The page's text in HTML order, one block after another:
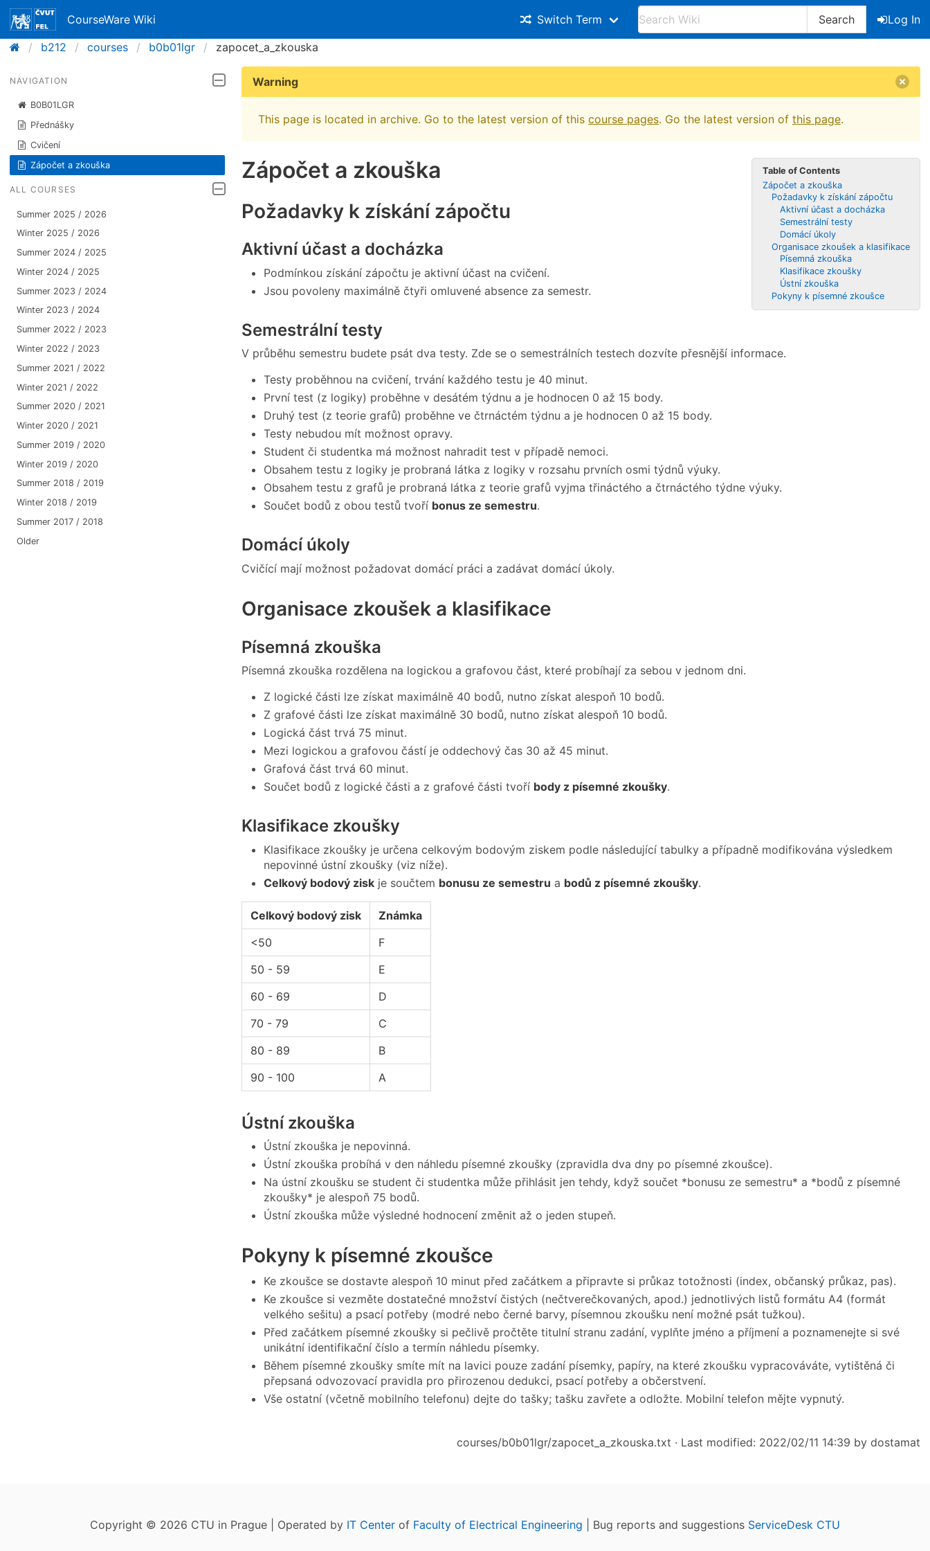
CourseWare Wiki Switch Term Search
Log In
b212
courses b0b01lgr zapocet_a_zkouska
NAVIGATION
B0B01LGR
Přednášky
Cvičení
Zápočet a zkouška
ALL COURSES
Summer 2025 / 2026
Winter 2025 / 2026
Summer 2024 / 2025
Winter 2024 / 2025
Summer 2023 / 2024
Winter 2023 / 2024
Summer 2022 / 2023
Winter 2022 / 2023
Summer 2021 / 2022
Winter 2021 / 2022
Summer 2020 / 2021
Winter 2020 / 2021
Summer 2019 / 2020
Winter 2019 / 2020
Summer 2018 / 2019
Winter 2018 / 2019
Summer 2017 / 2018
Older
Warning
This page is located in archive. Go to the latest version of this course pages. Go the latest version of this page.
Table of Contents
Zápočet a zkouška
Požadavky k získání zápočtu
Aktivní účast a docházka
Semestrální testy
Domácí úkoly
Organisace zkoušek a klasifikace
Písemná zkouška
Klasifikace zkoušky
Ústní zkouška
Pokyny k písemné zkoušce
Zápočet a zkouška
Požadavky k získání zápočtu
Aktivní účast a docházka
Podmínkou získání zápočtu je aktivní účast na cvičení.
Jsou povoleny maximálně čtyři omluvené absence za semestr.
Semestrální testy
V průběhu semestru budete psát dva testy. Zde se o semestrálních testech dozvíte přesnější informace.
Testy proběhnou na cvičení, trvání každého testu je 40 minut.
První test (z logiky) proběhne v desátém týdnu a je hodnocen 0 až 15 body.
Druhý test (z teorie grafů) proběhne ve čtrnáctém týdnu a je hodnocen 0 až 15 body.
Testy nebudou mít možnost opravy.
Student či studentka má možnost nahradit test v případě nemoci.
Obsahem testu z logiky je probraná látka z logiky v rozsahu prvních osmi týdnů výuky.
Obsahem testu z grafů je probraná látka z teorie grafů vyjma třináctého a čtrnáctého týdne výuky.
Součet bodů z obou testů tvoří bonus ze semestru.
Domácí úkoly
Cvičící mají možnost požadovat domácí práci a zadávat domácí úkoly.
Organisace zkoušek a klasifikace
Písemná zkouška
Písemná zkouška rozdělena na logickou a grafovou část, které probíhají za sebou v jednom dni.
Z logické části lze získat maximálně 40 bodů, nutno získat alespoň 10 bodů.
Z grafové části lze získat maximálně 30 bodů, nutno získat alespoň 10 bodů.
Logická část trvá 75 minut.
Mezi logickou a grafovou částí je oddechový čas 30 až 45 minut.
Grafová část trvá 60 minut.
Součet bodů z logické části a z grafové části tvoří body z písemné zkoušky.
Klasifikace zkoušky
Klasifikace zkoušky je určena celkovým bodovým ziskem podle následující tabulky a případně modifikována výsledkem
nepovinné ústní zkoušky (viz níže).
Celkový bodový zisk je součtem bonusu ze semestru a bodů z písemné zkoušky.
Celkový bodový zisk
Známka
<50
F
50 - 59
E
60 - 69
D
70 - 79
C
80 - 89
B
90 - 100
A
Ústní zkouška
Ústní zkouška je nepovinná.
Ústní zkouška probíhá v den náhledu písemné zkoušky (zpravidla dva dny po písemné zkoušce).
Na ústní zkoušku se student či studentka může přihlásit jen tehdy, když součet *bonusu ze semestru* a *bodů z písemné
zkoušky* je alespoň 75 bodů.
Ústní zkouška může výsledné hodnocení změnit až o jeden stupeň.
Pokyny k písemné zkoušce
Ke zkoušce se dostavte alespoň 10 minut před začátkem a připravte si průkaz totožnosti (index, občanský průkaz, pas).
Ke zkoušce si vezměte dostatečné množství čistých (nečtverečkovaných, apod.) jednotlivých listů formátu A4 (formát
velkého sešitu) a psací potřeby (modré nebo černé barvy, písemnou zkoušku není možné psát tužkou).
Před začátkem písemné zkoušky si pečlivě pročtěte titulní stranu zadání, vyplňte jméno a příjmení a poznamenejte si své
unikátní identifikační číslo a termín náhledu písemky.
Během písemné zkoušky smíte mít na lavici pouze zadání písemky, papíry, na které zkoušku vypracováváte, vytištěná či
přepsaná odvozovací pravidla pro přirozenou dedukci, psací potřeby a občerstvení.
Vše ostatní (včetně mobilního telefonu) dejte do tašky; tašku zavřete a odložte. Mobilní telefon mějte vypnutý.
courses/b0b01lgr/zapocet_a_zkouska.txt · Last modified: 2022/02/11 14:39 by dostamat
Copyright © 2026 CTU in Prague | Operated by IT Center of Faculty of Electrical Engineering | Bug reports and suggestions ServiceDesk CTU